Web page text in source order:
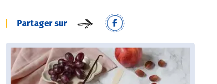
Partager sur